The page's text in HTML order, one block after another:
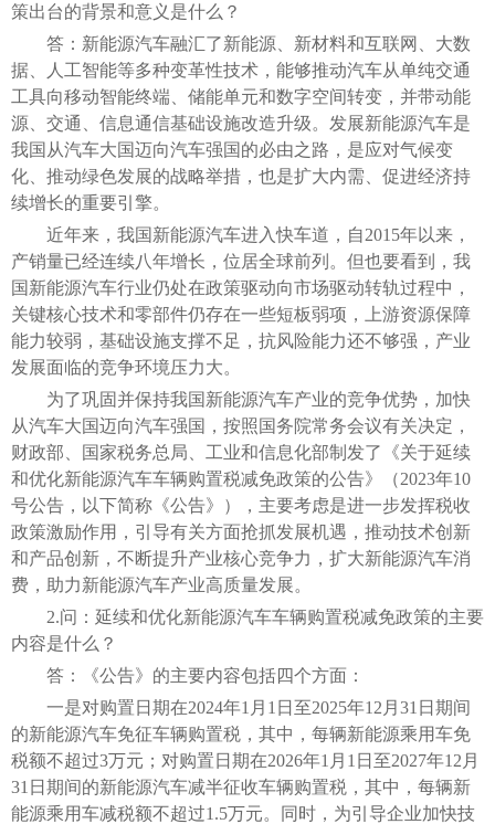
策出台的背景和意义是什么？
答：新能源汽车融汇了新能源、新材料和互联网、大数
据、人工智能等多种变革性技术，能够推动汽车从单纯交通
工具向移动智能终端、储能单元和数字空间转变，并带动能
源、交通、信息通信基础设施改造升级。发展新能源汽车是
我国从汽车大国迈向汽车强国的必由之路，是应对气候变
化、推动绿色发展的战略举措，也是扩大内需、促进经济持
续增长的重要引擎。
近年来，我国新能源汽车进入快车道，自2015年以来，
产销量已经连续八年增长，位居全球前列。但也要看到，我
国新能源汽车行业仍处在政策驱动向市场驱动转轨过程中，
关键核心技术和零部件仍存在一些短板弱项，上游资源保障
能力较弱，基础设施支撑不足，抗风险能力还不够强，产业
发展面临的竞争环境压力大。
为了巩固并保持我国新能源汽车产业的竞争优势，加快
从汽车大国迈向汽车强国，按照国务院常务会议有关决定，
财政部、国家税务总局、工业和信息化部制发了《关于延续
和优化新能源汽车车辆购置税减免政策的公告》（2023年10
号公告，以下简称《公告》），主要考虑是进一步发挥税收
政策激励作用，引导有关方面抢抓发展机遇，推动技术创新
和产品创新，不断提升产业核心竞争力，扩大新能源汽车消
费，助力新能源汽车产业高质量发展。
2.问：延续和优化新能源汽车车辆购置税减免政策的主要
内容是什么？
答：《公告》的主要内容包括四个方面：
一是对购置日期在2024年1月1日至2025年12月31日期间
的新能源汽车免征车辆购置税，其中，每辆新能源乘用车免
税额不超过3万元；对购置日期在2026年1月1日至2027年12月
31日期间的新能源汽车减半征收车辆购置税，其中，每辆新
能源乘用车减税额不超过1.5万元。同时，为引导企业加快技